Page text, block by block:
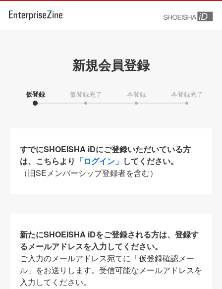
新規会員登録
仮登録 仮登録完了 本登録 本登録完了
すでにSHOEISHA iDにご登録いただいている方
は、こちらより 「ログイン」 してください。
（旧SEメンバーシップ登録者を含む）
新たにSHOEISHA iDをご登録される方は、登録す
るメールアドレスを入力してください。
ご入力のメールアドレス宛てに「仮登録確認メー
ル」をお送りします。受信可能なメールアドレスを
入力してください。